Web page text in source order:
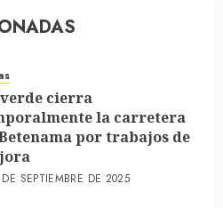
cierra
la carretera
por trabajos de
SEPTIEMBRE DE 2025